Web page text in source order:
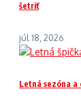
šetriť
júl 18, 2026
Letná sezóna a